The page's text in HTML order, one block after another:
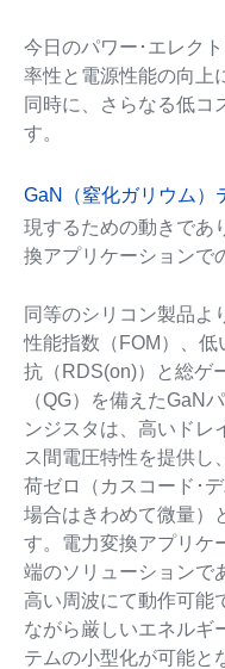
今日のパワー･エレク
率性と電源性能の向上
同時に、さらなる低コ
す。
GaN（窒化ガリウム）
現するための動きであ
換アプリケーションで
同等のシリコン製品よ
性能指数（FOM）、低
抗（RDS(on)）と総ゲ
（QG）を備えたGaN
ンジスタは、高いドレ
ス間電圧特性を提供し
荷ゼロ（カスコード･
場合はきわめて微量）
す。電力変換アプリケ
端のソリューションで
高い周波にて動作可能
ながら厳しいエネルギ
テムの小型化が可能と